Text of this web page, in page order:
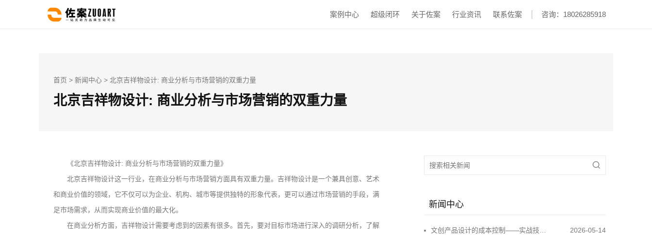
咨询：18026285918
案例中心 超级闭环 关于佐案 行业资讯 联系佐案
首页 > 新闻中心 > 北京吉祥物设计: 商业分析与市场营销的双重力量
北京吉祥物设计: 商业分析与市场营销的双重力量
《北京吉祥物设计: 商业分析与市场营销的双重力量》
北京吉祥物设计这一行业，在商业分析与市场营销方面具有双重力量。吉祥物设计是一个兼具创意、艺术
和商业价值的领域，它不仅可以为企业、机构、城市等提供独特的形象代表，更可以通过市场营销的手段，满
足市场需求，从而实现商业价值的最大化。
在商业分析方面，吉祥物设计需要考虑到的因素有很多。首先，要对目标市场进行深入的调研分析，了解

新闻中心
2026-05-14
文创产品设计的成本控制——实战技巧 | IP设计公司-佐案设计